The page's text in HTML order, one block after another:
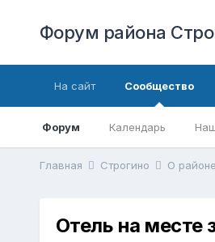
Форум района
На сайт Сообщество
Форум Календарь
Главная Строгино О районе
Отель на месте